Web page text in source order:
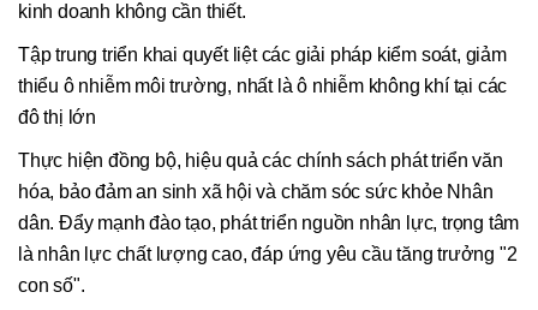
kinh doanh không cần thiết.
Tập trung triển khai quyết liệt các giải pháp kiểm soát, giảm
thiểu ô nhiễm môi trường, nhất là ô nhiễm không khí tại các
đô thị lớn
Thực hiện đồng bộ, hiệu quả các chính sách phát triển văn
hóa, bảo đảm an sinh xã hội và chăm sóc sức khỏe Nhân
dân. Đẩy mạnh đào tạo, phát triển nguồn nhân lực, trọng tâm
là nhân lực chất lượng cao, đáp ứng yêu cầu tăng trưởng "2
con số".